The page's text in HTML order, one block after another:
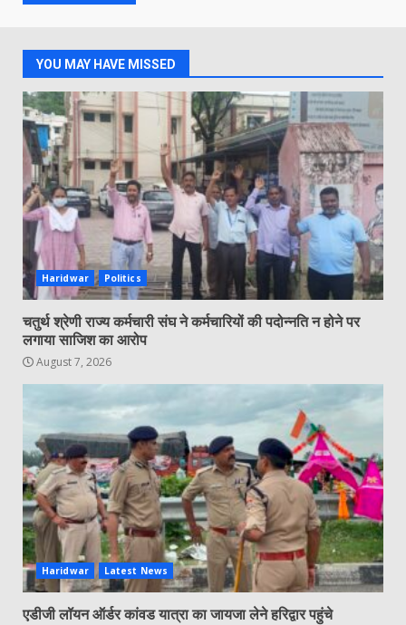
YOU MAY HAVE MISSED
Haridwar Politics
चतुर्थ श्रेणी राज्य कर्मचारी संघ ने कर्मचारियों की पदोन्नति न होने पर
लगाया साजिश का आरोप
August 7, 2026
Haridwar Latest News
एडीजी लॉयन ऑर्डर कांवड यात्रा का जायजा लेने हरिद्वार पहुंचे